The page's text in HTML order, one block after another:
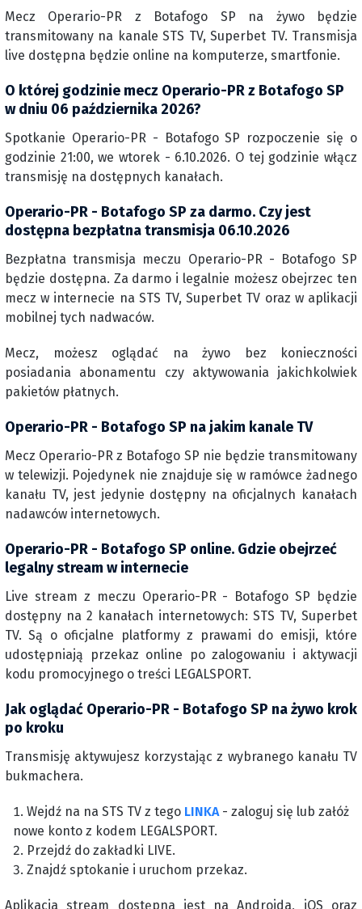
Mecz Operario-PR z Botafogo SP na żywo będzie
transmitowany na kanale STS TV, Superbet TV. Transmisja
live dostępna będzie online na komputerze, smartfonie.
O której godzinie mecz Operario-PR z Botafogo SP
w dniu 06 października 2026?
Spotkanie Operario-PR - Botafogo SP rozpoczenie się o
godzinie 21:00, we wtorek - 6.10.2026. O tej godzinie włącz
transmisję na dostępnych kanałach.
Operario-PR - Botafogo SP za darmo. Czy jest
dostępna bezpłatna transmisja 06.10.2026
Bezpłatna transmisja meczu Operario-PR - Botafogo SP
będzie dostępna. Za darmo i legalnie możesz obejrzec ten
mecz w internecie na STS TV, Superbet TV oraz w aplikacji
mobilnej tych nadwaców.
Mecz, możesz oglądać na żywo bez konieczności
posiadania abonamentu czy aktywowania jakichkolwiek
pakietów płatnych.
Operario-PR - Botafogo SP na jakim kanale TV
Mecz Operario-PR z Botafogo SP nie będzie transmitowany
w telewizji. Pojedynek nie znajduje się w ramówce żadnego
kanału TV, jest jedynie dostępny na oficjalnych kanałach
nadawców internetowych.
Operario-PR - Botafogo SP online. Gdzie obejrzeć
legalny stream w internecie
Live stream z meczu Operario-PR - Botafogo SP będzie
dostępny na 2 kanałach internetowych: STS TV, Superbet
TV. Są o oficjalne platformy z prawami do emisji, które
udostępniają przekaz online po zalogowaniu i aktywacji
kodu promocyjnego o treści LEGALSPORT.
Jak oglądać Operario-PR - Botafogo SP na żywo krok
po kroku
Transmisję aktywujesz korzystając z wybranego kanału TV
bukmachera.
Wejdź na na STS TV z tego LINKA- zaloguj się lub załóż
nowe konto z kodem LEGALSPORT.
Przejdź do zakładki LIVE.
Znajdź sptokanie i uruchom przekaz.
Aplikacja stream dostępna jest na Androida, iOS oraz